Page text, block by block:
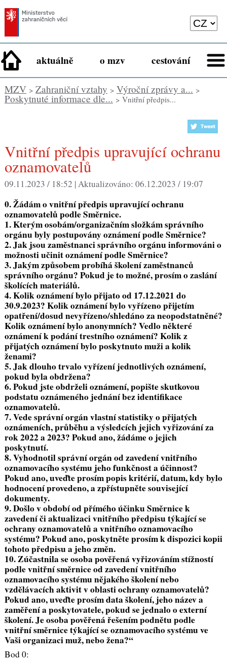
aktuálně o mzv cestování
MZV> Zahraniční vztahy > Výroční zprávy a... >
Poskytnuté informace dle... > Vnitřní předpis...
Vnitřní předpis upravující ochranu
oznamovatelů
09.11.2023 / 18:52 |Aktualizováno: 06.12.2023 / 19:07
0. Žádám o vnitřní předpis upravující ochranu
oznamovatelů podle Směrnice.
1. Kterým osobám/organizačním složkám správního
orgánu byly postupovány oznámení podle Směrnice?
2. Jak jsou zaměstnanci správního orgánu informováni o
možnosti učinit oznámení podle Směrnice?
3. Jakým způsobem probíhá školení zaměstnanců
správního orgánu? Pokud je to možné, prosím o zaslání
školících materiálů.
4. Kolik oznámení bylo přijato od 17.12.2021 do
30.9.2023? Kolik oznámení bylo vyřízeno přijetím
opatření/dosud nevyřízeno/shledáno za neopodstatněné?
Kolik oznámení bylo anonymních? Vedlo některé
oznámení k podání trestního oznámení? Kolik z
přijatých oznámení bylo poskytnuto muži a kolik
ženami?
5. Jak dlouho trvalo vyřízení jednotlivých oznámení,
pokud byla obdržena?
6. Pokud jste obdrželi oznámení, popište skutkovou
podstatu oznámeného jednání bez identifikace
oznamovatelů.
7. Vede správní orgán vlastní statistiky o přijatých
oznámeních, průběhu a výsledcích jejich vyřizování za
rok 2022 a 2023? Pokud ano, žádáme o jejich
poskytnutí.
8. Vyhodnotil správní orgán od zavedení vnitřního
oznamovacího systému jeho funkčnost a účinnost?
Pokud ano, uveďte prosím popis kritérií, datum, kdy bylo
hodnocení provedeno, a zpřístupněte související
dokumenty.
9. Došlo v období od přímého účinku Směrnice k
zavedení či aktualizaci vnitřního předpisu týkající se
ochrany oznamovatelů a vnitřního oznamovacího
systému? Pokud ano, poskytněte prosím k dispozici kopii
tohoto předpisu a jeho změn.
10. Zúčastnila se osoba pověřená vyřizováním stížností
podle vnitřní směrnice od zavedení vnitřního
oznamovacího systému nějakého školení nebo
vzdělávacích aktivit v oblasti ochrany oznamovatelů?
Pokud ano, uveďte prosím data školení, jeho název a
zaměření a poskytovatele, pokud se jednalo o externí
školení. Je osoba pověřená řešením podnětu podle
vnitřní směrnice týkající se oznamovacího systému ve
Vaši organizaci muž, nebo žena?“
Bod 0: